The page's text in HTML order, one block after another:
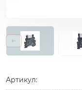
Артикул: